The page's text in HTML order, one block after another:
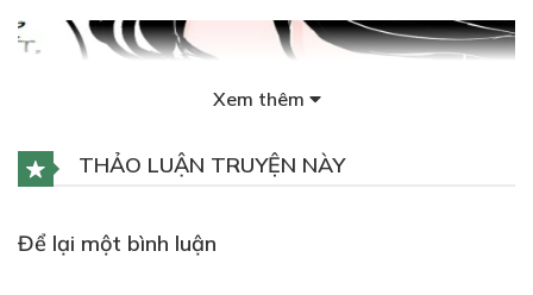
24/01/2023
Xem thêm
THẢO LUẬN TRUYỆN NÀY
Để lại một bình luận